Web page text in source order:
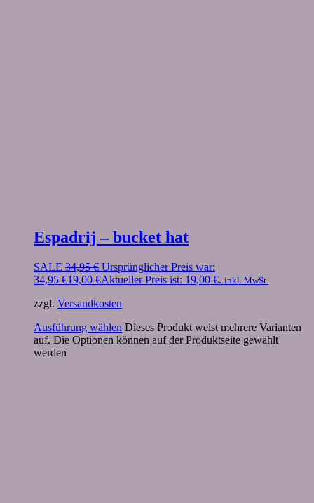
Espadrij – bucket hat
SALE 34,95€ Ursprünglicher Preis war:
34,95 €19,00 €Aktueller Preis ist: 19,00 €. inkl. MwSt.
zzgl. Versandkosten
Ausführung wählen Dieses Produkt weist mehrere Varianten
auf. Die Optionen können auf der Produktseite gewählt
werden